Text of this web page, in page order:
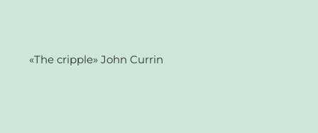
«The cripple» John Currin